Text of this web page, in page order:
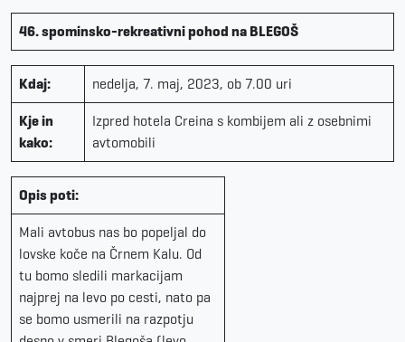
46. spominsko-rekreativni pohod na BLEGOŠ
Kdaj: nedelja, 7. maj, 2023, ob 7.00 uri
Kje in
kako:
Izpred hotela Creina s kombijem ali z osebnimi
avtomobili
Opis poti:
Mali avtobus nas bo popeljal do
lovske koče na Črnem Kalu. Od
tu bomo sledili markacijam
najprej na levo po cesti, nato pa
se bomo usmerili na razpotju